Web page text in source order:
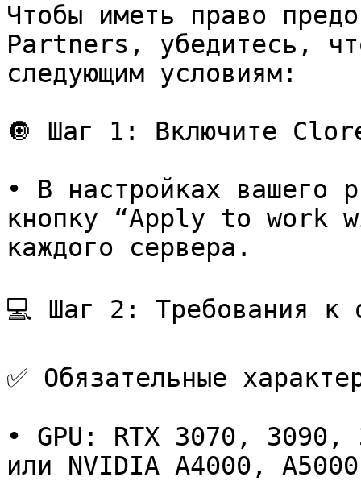
Чтобы иметь право
Partners, убедитесь,
следующим условиям:
🔘 Шаг 1: Включите
• В настройках вашего
кнопку “Apply to work
каждого сервера.
💻 Шаг 2: Требования к
✅ Обязательные
• GPU: RTX 3070,
или NVIDIA A4000,